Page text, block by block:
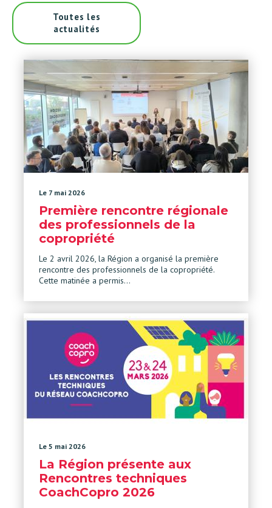
Toutes les
actualités
Le 7 mai 2026
Première rencontre régionale
des professionnels de la
copropriété
Le 2 avril 2026, la Région a organisé la première
rencontre des professionnels de la copropriété.
Cette matinée a permis…
Le 5 mai 2026
La Région présente aux
Rencontres techniques
CoachCopro 2026